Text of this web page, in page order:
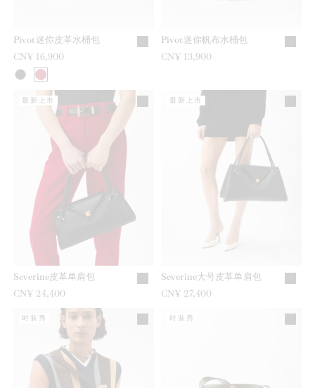
Pivot迷你皮革水桶包
CN¥ 16,900
Pivot迷你帆布水桶包
CN¥ 13,900
Severine皮革单肩包
CN¥ 24,400
最新上市
Severine大号皮革单肩包
CN¥ 27,400
最新上市
时装秀 时装秀